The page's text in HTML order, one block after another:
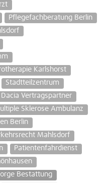
Pflegefachberatung Berlin
Karlshorst
Stadtteilzentrum
Dacia Vertragspartner
Sklerose Ambulanz
Berlin
Mahlsdorf
Patientenfahrdienst
Bestattung